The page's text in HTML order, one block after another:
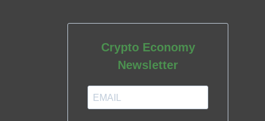
Crypto Economy
Newsletter